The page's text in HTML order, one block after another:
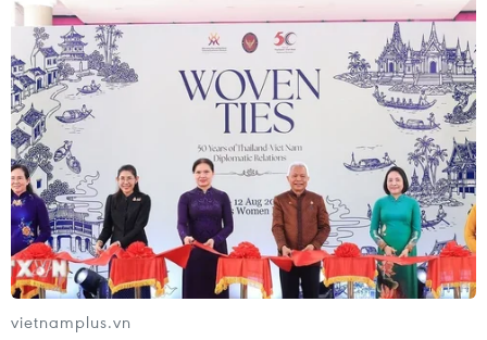
Đánh cắp máy bay rồi đâm xuống đường,
một phi công thiệt mạng
14/08/2016 03:04
Chiếc máy bay nhỏ Paper-PA-38 Tomahawk bị rơi
khoảng sau 1 giờ sáng thứ Sáu (giờ địa phương) trên
một con phố ở phía nam trung tâm Peterborough đã bị
đánh cắp từ sân bay Markham.
vietnamplus.vn